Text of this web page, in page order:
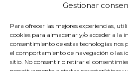
Gestionar
Para ofrecer las mejores experiencias,
cookies para almacenar y/o acceder a la
consentimiento de estas tecnologías
el comportamiento de navegación o las
sitio. No consentir o retirar el
Contacto
Contacto
Política de
devoluciones
Términos y
condiciones
Política de
privacidad